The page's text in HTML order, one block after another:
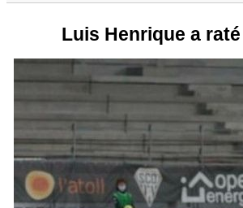
Luis Henrique a